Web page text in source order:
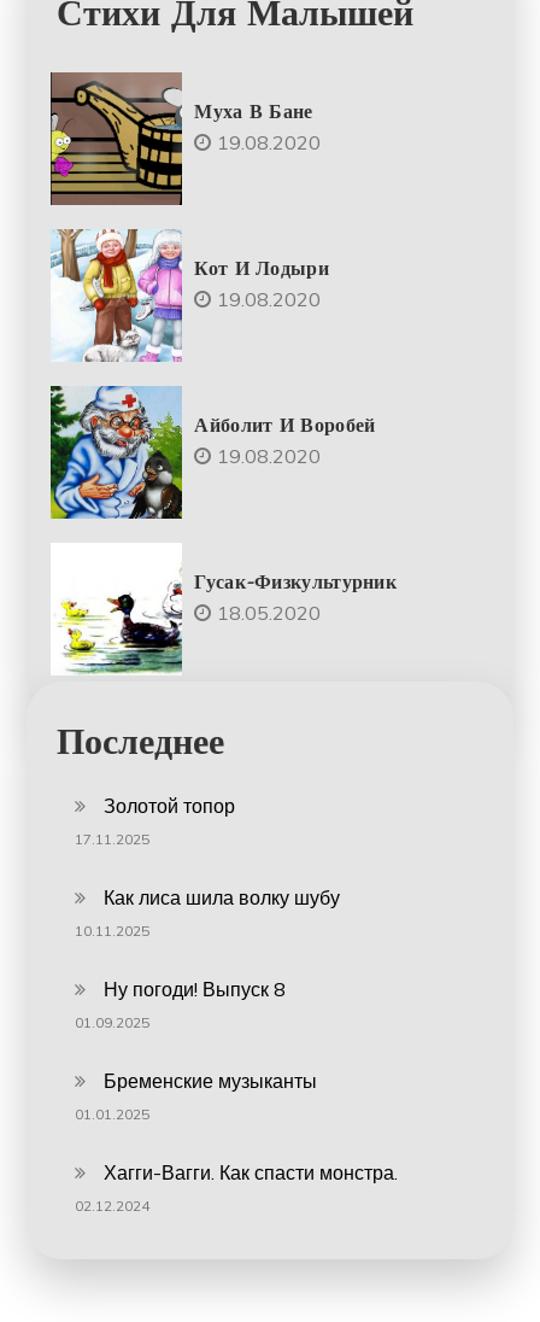
Стихи Для Малышей
Муха В Бане
19.08.2020
Кот И Лодыри
19.08.2020
Айболит И Воробей
19.08.2020
Гусак-Физкультурник
18.05.2020
Последнее
Золотой топор
17.11.2025
Как лиса шила волку шубу
10.11.2025
Ну погоди! Выпуск 8
01.09.2025
Бременские музыканты
01.01.2025
Хагги-Вагги. Как спасти монстра.
02.12.2024